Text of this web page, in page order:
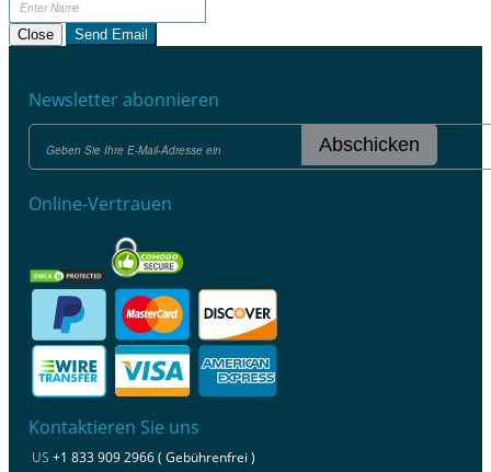
Close Send Email
Newsletter abonnieren
Abschicken
Online-Vertrauen
Kontaktieren Sie uns
US +1 833 909 2966 ( Gebührenfrei )